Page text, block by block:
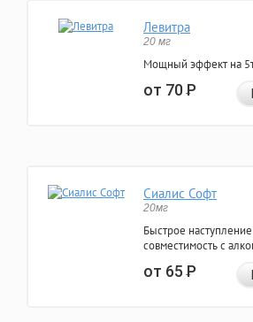
Левитра
20 мг
Мощный эффект на
от 70Р
Сиалис Софт
20мг
Быстрое
совместимость с
от 65Р